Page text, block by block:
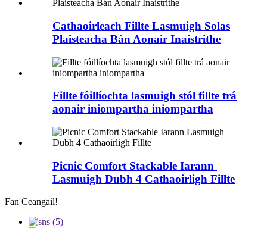
Cathaoirleach Fillte Lasmuigh Solas
Plaisteacha Bán Aonair Inaistrithe
Fillte fóillíochta lasmuigh stól fillte trá
aonair iniompartha iniompartha
Picnic Comfort Stackable Iarann ​​
Lasmuigh Dubh 4 Cathaoirligh Fillte
Fan Ceangail!